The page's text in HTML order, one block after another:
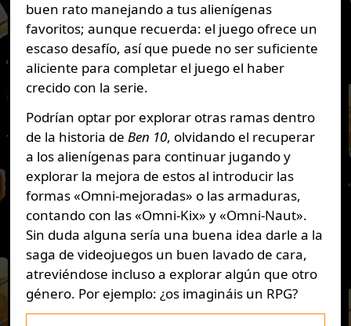
buen rato manejando a tus alienígenas
favoritos; aunque recuerda: el juego ofrece un
escaso desafío, así que puede no ser suficiente
aliciente para completar el juego el haber
crecido con la serie.
Podrían optar por explorar otras ramas dentro
de la historia de Ben 10, olvidando el recuperar
a los alienígenas para continuar jugando y
explorar la mejora de estos al introducir las
formas «Omni-mejoradas» o las armaduras,
contando con las «Omni-Kix» y «Omni-Naut».
Sin duda alguna sería una buena idea darle a la
saga de videojuegos un buen lavado de cara,
atreviéndose incluso a explorar algún que otro
género. Por ejemplo: ¿os imagináis un RPG?